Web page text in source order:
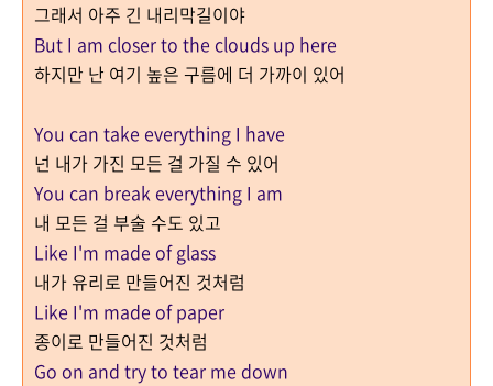
그래서 아주 긴 내리막길이야
But I am closer to the clouds up here
하지만 난 여기 높은 구름에 더 가까이 있어
You can take everything I have
넌 내가 가진 모든 걸 가질 수 있어
You can break everything I am
내 모든 걸 부술 수도 있고
Like I'm made of glass
내가 유리로 만들어진 것처럼
Like I'm made of paper
종이로 만들어진 것처럼
Go on and try to tear me down